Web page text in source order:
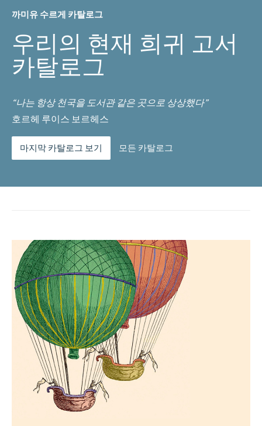
까미유 수르게 카탈로그
우리의 현재 희귀 고서
카탈로그
“나는 항상 천국을 도서관 같은 곳으로 상상했다”
호르헤 루이스 보르헤스
마지막 카탈로그 보기 모든 카탈로그